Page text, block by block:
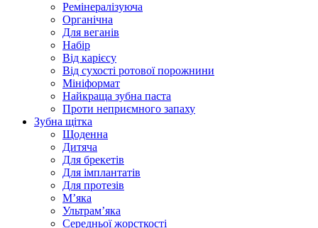
Ремінералізуюча
Органічна
Для веганів
Набір
Від карієсу
Від сухості ротової порожнини
Мініформат
Найкраща зубна паста
Проти неприємного запаху
Зубна щітка
Щоденна
Дитяча
Для брекетів
Для імплантатів
Для протезів
Мʼяка
Ультрамʼяка
Середньої жорсткості